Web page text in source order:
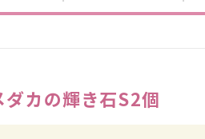
ダカの輝き石S2個